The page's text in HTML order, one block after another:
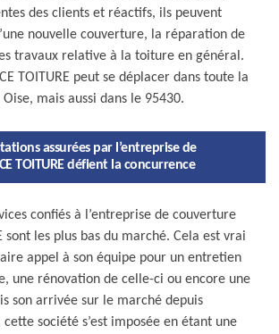
des clients et réactifs, ils peuvent
nouvelle couverture, la réparation de
travaux relative à la toiture en général.
TOITURE peut se déplacer dans toute la
mais aussi dans le 95430.
assurées par l’entreprise de
TOITURE défient la concurrence
confiés à l’entreprise de couverture
sont les plus bas du marché. Cela est vrai
appel à son équipe pour un entretien
une rénovation de celle-ci ou encore une
son arrivée sur le marché depuis
cette société s’est imposée en étant une